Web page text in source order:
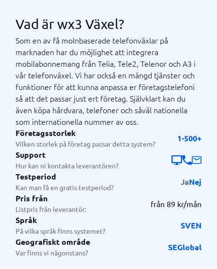
Vad är wx3 Växel?
Som en av få molnbaserade telefonväxlar på
marknaden har du möjlighet att integrera
mobilabonnemang från Telia, Tele2, Telenor och A3 i
vår telefonväxel. Vi har också en mängd tjänster och
funktioner för att kunna anpassa er företagstelefoni
så att det passar just ert företag. Självklart kan du
även köpa hårdvara, telefoner och såväl nationella
som internationella nummer av oss.
Företagsstorlek
Vilken storlek på företag passar detta system?
1-500+
Support
Hur kan ni kontakta leverantören?
Testperiod
Kan man få en gratis testperiod?
JaNej
Pris från
Listpris från leverantör:
från 89 kr/mån
Språk
På vilka språk finns systemet?
SVEN
Geografiskt område
Var finns vi någonstans?
SEGlobal